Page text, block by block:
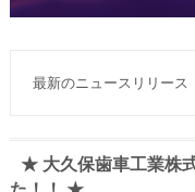
最新のニュースリリース
★ 大久保歯車工業株